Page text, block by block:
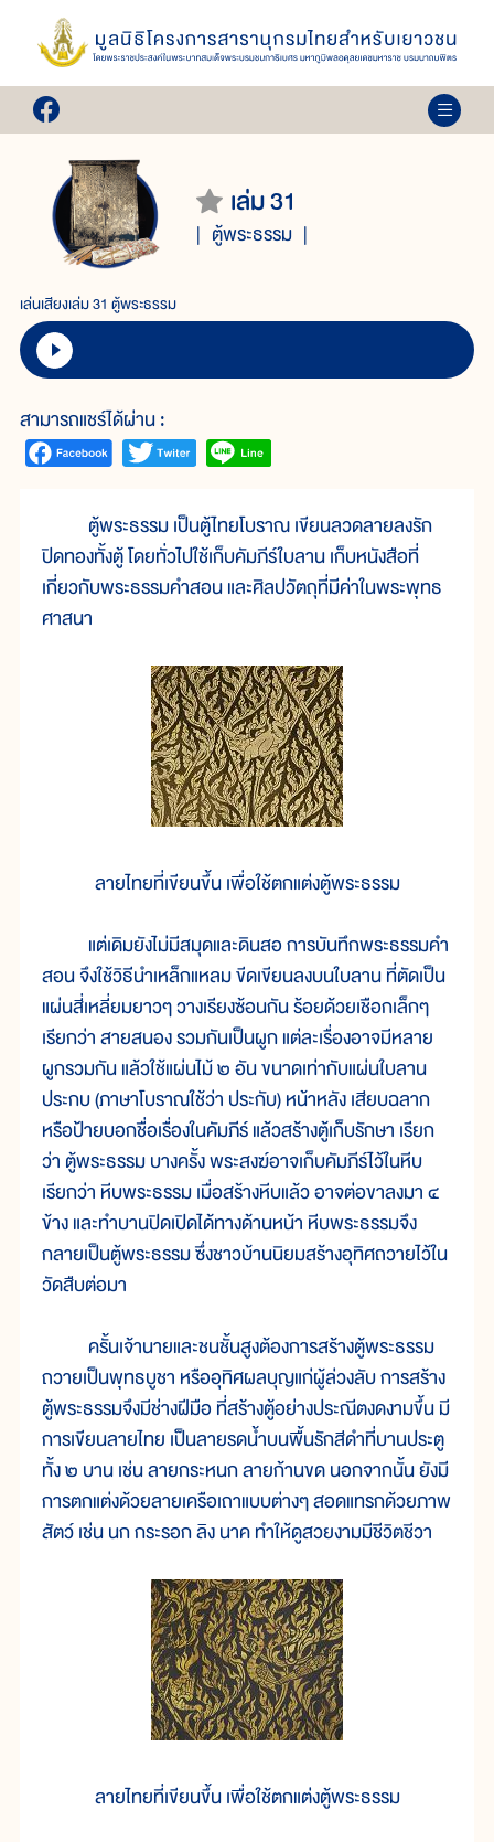
เล่ม 31
ตู้พระธรรม
เล่นเสียงเล่ม 31 ตู้พระธรรม
สามารถแชร์ได้ผ่าน :
ตู้พระธรรม เป็นตู้ไทยโบราณ เขียนลวดลายลงรัก
ปิดทองทั้งตู้ โดยทั่วไปใช้เก็บคัมภีร์ใบลาน เก็บหนังสือที่
เกี่ยวกับพระธรรมคำสอน และศิลปวัตถุที่มีค่าในพระพุทธ
ศาสนา
ลายไทยที่เขียนขึ้น เพื่อใช้ตกแต่งตู้พระธรรม
แต่เดิมยังไม่มีสมุดและดินสอ การบันทึกพระธรรมคำ
สอน จึงใช้วิธีนำเหล็กแหลม ขีดเขียนลงบนใบลาน ที่ตัดเป็น
แผ่นสี่เหลี่ยมยาวๆ วางเรียงซ้อนกัน ร้อยด้วยเชือกเล็กๆ
เรียกว่า สายสนอง รวมกันเป็นผูก แต่ละเรื่องอาจมีหลาย
ผูกรวมกัน แล้วใช้แผ่นไม้ ๒ อัน ขนาดเท่ากับแผ่นใบลาน
ประกบ (ภาษาโบราณใช้ว่า ประกับ) หน้าหลัง เสียบฉลาก
หรือป้ายบอกชื่อเรื่องในคัมภีร์ แล้วสร้างตู้เก็บรักษา เรียก
ว่า ตู้พระธรรม บางครั้ง พระสงฆ์อาจเก็บคัมภีร์ไว้ในหีบ
เรียกว่า หีบพระธรรม เมื่อสร้างหีบแล้ว อาจต่อขาลงมา ๔
ข้าง และทำบานปิดเปิดได้ทางด้านหน้า หีบพระธรรมจึง
กลายเป็นตู้พระธรรม ซึ่งชาวบ้านนิยมสร้างอุทิศถวายไว้ใน
วัดสืบต่อมา
ครั้นเจ้านายและชนชั้นสูงต้องการสร้างตู้พระธรรม
ถวายเป็นพุทธบูชา หรืออุทิศผลบุญแก่ผู้ล่วงลับ การสร้าง
ตู้พระธรรมจึงมีช่างฝีมือ ที่สร้างตู้อย่างประณีตงดงามขึ้น มี
การเขียนลายไทย เป็นลายรดน้ำบนพื้นรักสีดำที่บานประตู
ทั้ง ๒ บาน เช่น ลายกระหนก ลายก้านขด นอกจากนั้น ยังมี
การตกแต่งด้วยลายเครือเถาแบบต่างๆ สอดแทรกด้วยภาพ
สัตว์ เช่น นก กระรอก ลิง นาค ทำให้ดูสวยงามมีชีวิตชีวา
ลายไทยที่เขียนขึ้น เพื่อใช้ตกแต่งตู้พระธรรม